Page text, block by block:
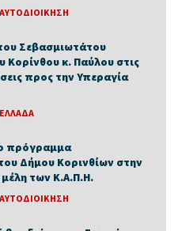
ΑΥΤΟΔΙΟΙΚΗΣΗ
Σεβασμιωτάτου
Κορίνθου κ. Παύλου στις
προς την Υπεραγία
ΕΛΛΑΔΑ
πρόγραμμα
Δήμου Κορινθίων στην
των Κ.Α.Π.Η.
ΑΥΤΟΔΙΟΙΚΗΣΗ